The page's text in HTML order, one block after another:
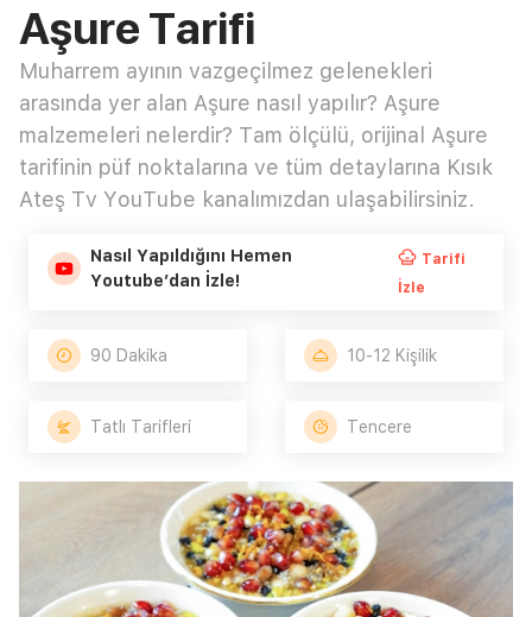
Aşure Tarifi
Muharrem ayının vazgeçilmez gelenekleri
arasında yer alan Aşure nasıl yapılır? Aşure
malzemeleri nelerdir? Tam ölçülü, orijinal Aşure
tarifinin püf noktalarına ve tüm detaylarına Kısık
Ateş Tv YouTube kanalımızdan ulaşabilirsiniz.
Nasıl Yapıldığını Hemen
Youtube’dan İzle!
Tarifi
İzle
90 Dakika 10-12 Kişilik
Tatlı Tarifleri Tencere